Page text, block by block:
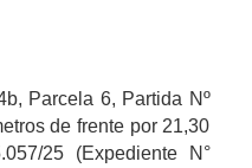
Parcela 6, Partida Nº
de frente por 21,30
25 (Expediente N°